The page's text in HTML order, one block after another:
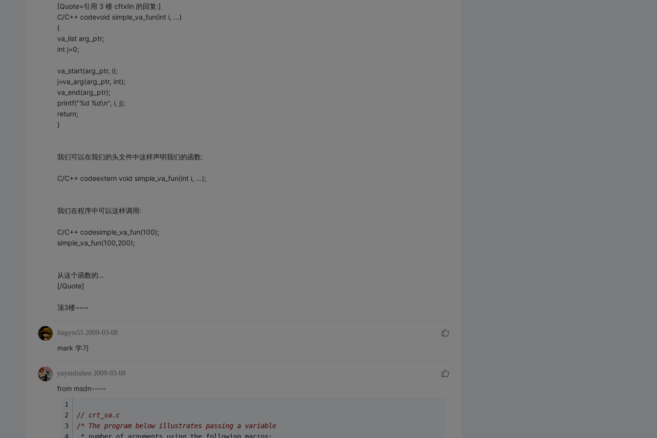
[Quote=引用 3 楼 cftxlin 的回复:]
C/C++ codevoid simple_va_fun(int i, ...)
{
va_list arg_ptr;
int j=0;
va_start(arg_ptr, i);
j=va_arg(arg_ptr, int);
va_end(arg_ptr);
printf("%d %d\n", i, j);
return;
}
我们可以在我们的头文件中这样声明我们的函数:
C/C++ codeextern void simple_va_fun(int i, ...);
我们在程序中可以这样调用:
C/C++ codesimple_va_fun(100);
simple_va_fun(100,200);
从这个函数的…
[/Quote]
顶3楼~~~
lingyin55 2009-03-08
mark 学习
yuyunliuhen 2009-03-08
from msdn-----
// crt_va.c
/* The program below illustrates passing a variable